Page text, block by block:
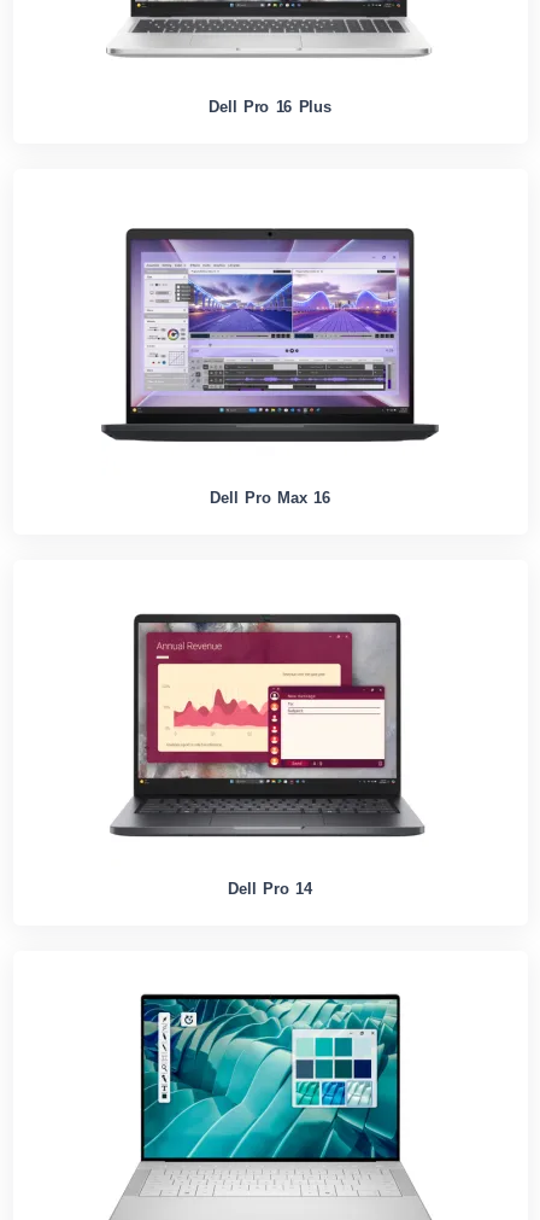
Dell Pro 16 Plus
Dell Pro Max 16
Dell Pro 14